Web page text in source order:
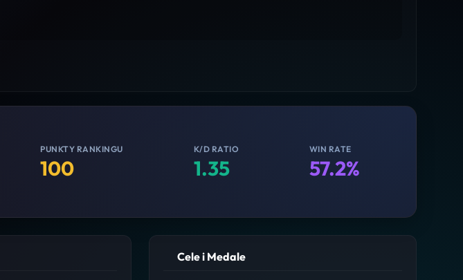
PUNKTY RANKINGU
100
K/D RATIO
1.35
WIN RATE
57.2%
Cele i Medale